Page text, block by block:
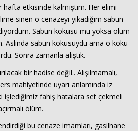
hafta etkisinde kalmıştım. Her elimi
sinen o cenazeyi yıkadığım sabun
Sabun kokusu mu yoksa ölüm
Aslında sabun kokusuydu ama o koku
Sonra zamanla alıştık.
bir hadise değil.. Alışılmamalı,
mahiyetinde uyarı anlamında iz
işlediğimiz fahiş hatalara set çekmeli
ölüm.
bu cenaze imamları, gasilhane